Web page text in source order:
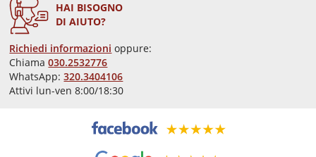
HAI BISOGNO
DI AIUTO?
Richiedi informazioni oppure:
Chiama030.2532776
WhatsApp:320.3404106
Attivi lun-ven 8:00/18:30